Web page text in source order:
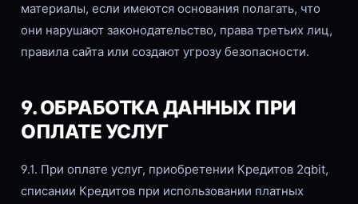
материалы, если имеются основания полагать, что
они нарушают законодательство, права третьих лиц,
правила сайта или создают угрозу безопасности.
9. ОБРАБОТКА ДАННЫХ ПРИ
ОПЛАТЕ УСЛУГ
9.1. При оплате услуг, приобретении Кредитов 2qbit,
списании Кредитов при использовании платных